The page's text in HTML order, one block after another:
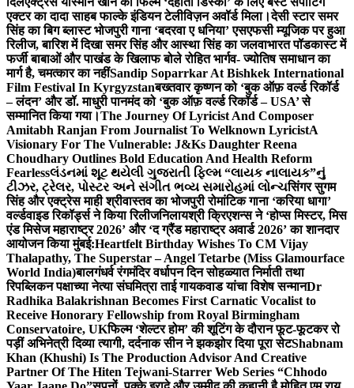
एक्टर का दादा साहब फाल्के इंडियन टेलीविज़न अवॉर्ड मिला।देसी स्टार समर
सिंह का बिग ब्लास्ट भोजपुरी गाना ‘बदरवा ए धनिया’ एसएफसी म्यूजिक पर हुआ
रिलीज, बारिश में दिखा समर सिंह और आस्था सिंह का जलवाभारत पॉडकास्ट में
फर्जी बाबाओं और पाखंड के खिलाफ बोले रोहित भार्गव- ज्योतिष समाधान का
मार्ग है, चमत्कार का नहींSandip Soparrkar At Bishkek International
Film Festival In Kyrgyzstanबख्तवार कृष्णन को ‘बुक ऑफ़ वर्ल्ड रिकॉर्ड
– लंदन’ और डॉ. माधुरी पानमंद को ‘बुक ऑफ़ वर्ल्ड रिकॉर्ड – USA’ से
सम्मानित किया गया।The Journey Of Lyricist And Composer
Amitabh Ranjan From Journalist To Welknown LyricistA
Visionary For The Vulnerable: J&Ks Daughter Reena
Choudhary Outlines Bold Education And Health Reform
Fearlessલંડનમાં શૂટ થયેલી ગુજરાતી ફિલ્મ “લાયક નાલાયક”નું
ટીઝર, ટ્રેલર, પોસ્ટર અને સંગીત ભવ્ય સમારોહમાં લોન્ચसिंगर सुगम
सिंह और एक्ट्रेस माही श्रीवास्तव का भोजपुरी रोमांटिक गाना ‘करिया धागा’
वर्ल्डवाइड रिकॉर्ड्स ने किया रिलीजनिलायश्री क्रिएशन्स ने ‘होप्स मिस्टर, मिस
एंड मिसेज महाराष्ट्र 2026’ और ‘द ग्रैंड महाराष्ट्र अवार्ड 2026’ का शानदार
आयोजन किया मुंबई:Heartfelt Birthday Wishes To CM Vijay
Thalapathy, The Superstar – Angel Tetarbe (Miss Glamourface
World India)बालगंधर्व रंगमंदिर वर्धापन दिन सोहळ्यात निर्माती तथा
रिपब्लिकन पक्षाच्या नेत्या संघमित्रा ताई गायकवाड यांचा विशेष सन्मानDr
Radhika Balakrishnan Becomes First Carnatic Vocalist to
Receive Honorary Fellowship from Royal Birmingham
Conservatoire, UKफिल्म ‘शेल्टर होम’ की शूटिंग के दौरान फूट-फूटकर रो
पड़ीं अभिनेत्री दिव्या त्यागी, दर्दनाक सीन ने झकझोर दिया पूरा सेटShabnam
Khan (Khushi) Is The Production Advisor And Creative
Partner Of The Hiten Tejwani-Starrer Web Series “Chhodo